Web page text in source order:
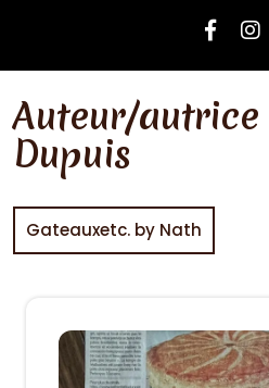
Auteur/autrice
Dupuis
Gateauxetc. by Nath